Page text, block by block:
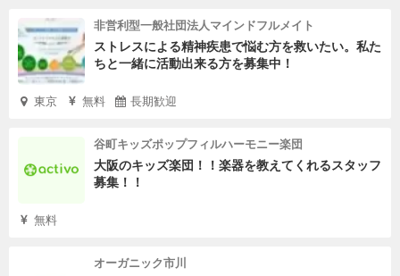
非営利型一般社団法人マインドフルメイト
ストレスによる精神疾患で悩む方を救いたい。私た
ちと一緒に活動出来る方を募集中！
東京 無料 長期歓迎
谷町キッズポップフィルハーモニー楽団
大阪のキッズ楽団！！楽器を教えてくれるスタッフ
募集！！
無料
オーガニック市川